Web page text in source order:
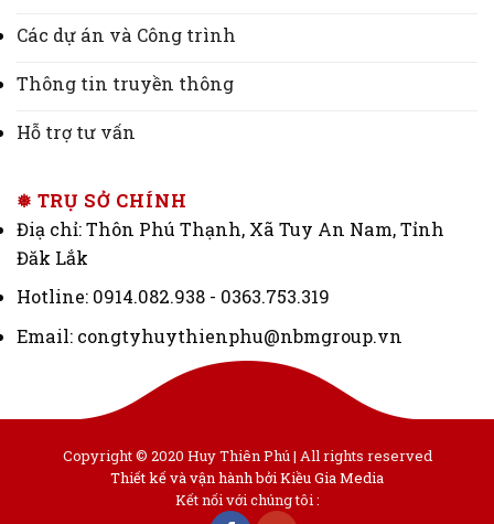
Các dự án và Công trình
Thông tin truyền thông
Hỗ trợ tư vấn
❅ TRỤ SỞ CHÍNH
Điạ chỉ: Thôn Phú Thạnh, Xã Tuy An Nam, Tỉnh
Đăk Lắk
Hotline: 0914.082.938 - 0363.753.319
Email: congtyhuythienphu@nbmgroup.vn
Copyright © 2020 Huy Thiên Phú | All rights reserved
Thiết kế và vận hành bởi Kiều Gia Media
Kết nối với chúng tôi :